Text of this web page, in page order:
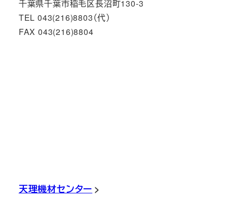
千葉県千葉市稲毛区長沼町130-3
TEL 043(216)8803（代）
FAX 043(216)8804
天理機材センター